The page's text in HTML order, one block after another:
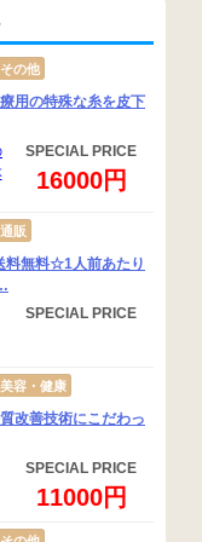
その他
用の特殊な糸を皮下
SPECIAL PRICE
16000円
通販
無料☆1人前あたり
SPECIAL PRICE
美容・健康
改善技術にこだわっ
SPECIAL PRICE
11000円